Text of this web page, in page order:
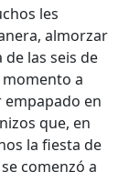
les
almorzar
de las seis de
a
en
que, en
la fiesta de
comenzó a